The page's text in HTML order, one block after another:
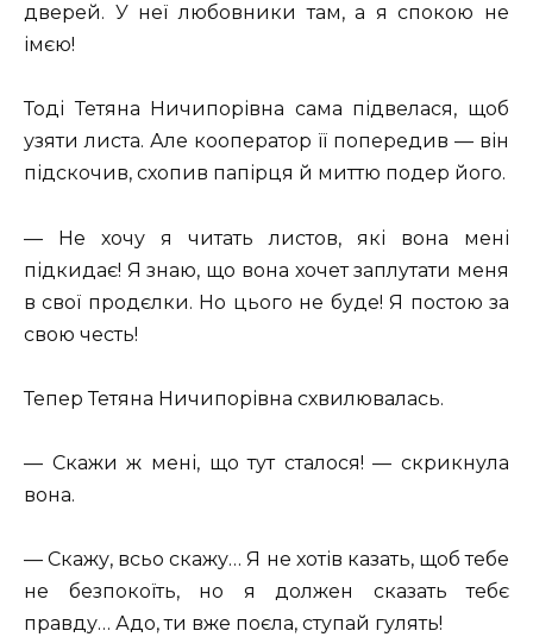
дверей. У неї любовники там, а я спокою не
імєю!
Тоді Тетяна Ничипорівна сама підвелася, щоб
узяти листа. Але кооператор її попередив — він
підскочив, схопив папірця й миттю подер його.
— Не хочу я читать листов, які вона мені
підкидає! Я знаю, що вона хочет заплутати меня
в свої продєлки. Но цього не буде! Я постою за
свою честь!
Тепер Тетяна Ничипорівна схвилювалась.
— Скажи ж мені, що тут сталося! — скрикнула
вона.
— Скажу, всьо скажу… Я не хотів казать, щоб тебе
не безпокоїть, но я должен сказать тебє
правду… Адо, ти вже поєла, ступай гулять!